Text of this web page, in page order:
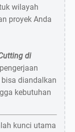
wilayah
proyek Anda
di
diandalkan
kebutuhan
kunci utama